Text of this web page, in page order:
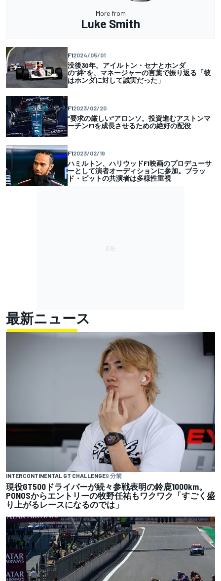
More from
Luke Smith
F12024/05/01
没後30年。アイルトン・セナとホンダ
の”絆”を、マネージャーの言葉で振り返る「彼
はホンダに対して誠実だった」
F12023/02/20
”要求の厳しい”アロンソ。投資進むアストンマ
ーチンF1を成長させるための絶好の配役
F12023/02/19
ハミルトン、ハリウッドF1映画のプロデューサ
ーとして演者オーディションに参加。ブラッ
ド・ピットの共演者は多様性重視
最新ニュース
INTERCONTINENTAL GT CHALLENGE9 分前
現役GT500ドライバーが続々参戦表明の鈴鹿1000km。
PONOSからエントリーの牧野任祐もワクワク「すごく盛
り上がるレースになるのでは」